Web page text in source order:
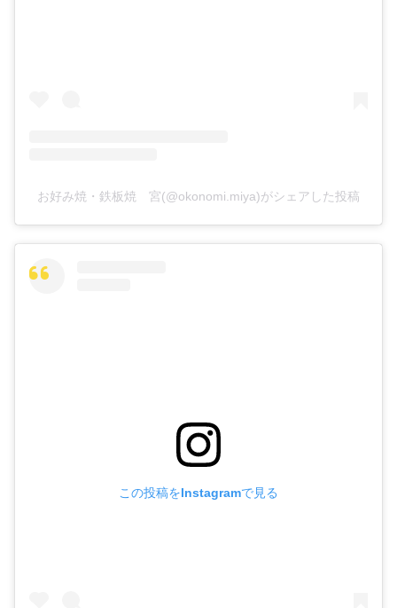
お好み焼・鉄板焼 宮(@okonomi.miya)がシェアした投稿
この投稿をInstagramで見る